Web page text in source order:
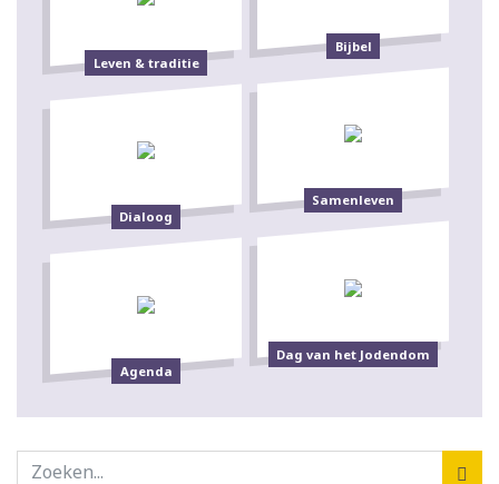
Leven & traditie
Bijbel
Dialoog
Samenleven
Agenda
Dag van het Jodendom